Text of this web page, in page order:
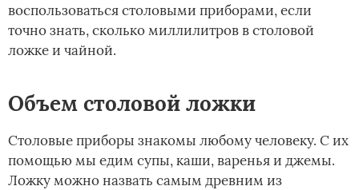
воспользоваться столовыми приборами, если
точно знать, сколько миллилитров в столовой
ложке и чайной.
Объем столовой ложки
Столовые приборы знакомы любому человеку. С их
помощью мы едим супы, каши, варенья и джемы.
Ложку можно назвать самым древним из